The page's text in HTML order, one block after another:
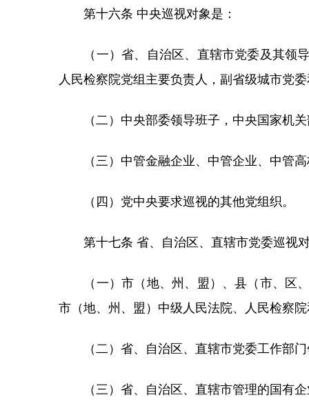
第十六条 中央巡视对象是：
（一）省、自治区、直辖市党委及其领导
人民检察院党组主要负责人，副省级城市党
（二）中央部委领导班子，中央国家机关
（三）中管金融企业、中管企业、中管高
（四）党中央要求巡视的其他党组织。
第十七条 省、自治区、直辖市党委巡视
（一）市（地、州、盟）、县（市、区、
市（地、州、盟）中级人民法院、人民检察
（二）省、自治区、直辖市党委工作部门
（三）省、自治区、直辖市管理的国有企